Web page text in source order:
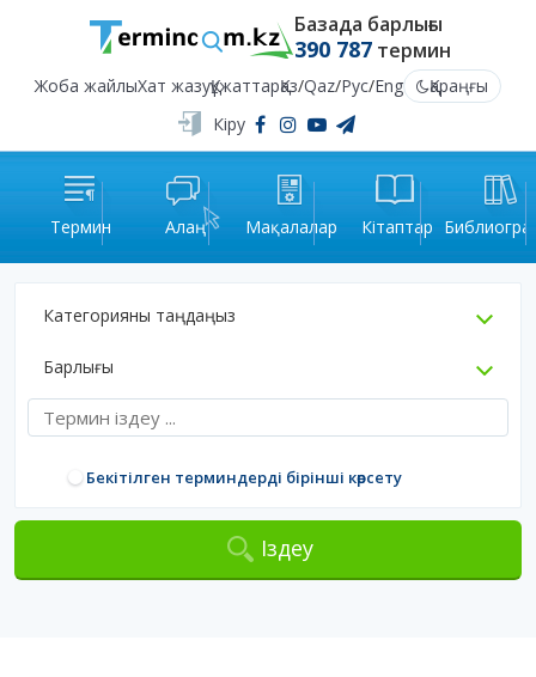
Базада барлығы
390 787термин
Жоба жайлыХат жазуҚұжаттарҚаз/Qaz/Рус/Eng
Қараңғы
Кіру
Термин Алаң Мақалалар Кітаптар
Категорияны таңдаңыз
Барлығы
Бекітілген терминдерді бірінші көрсету
Іздеу